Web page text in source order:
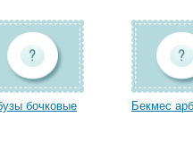
бочковые Бекмес